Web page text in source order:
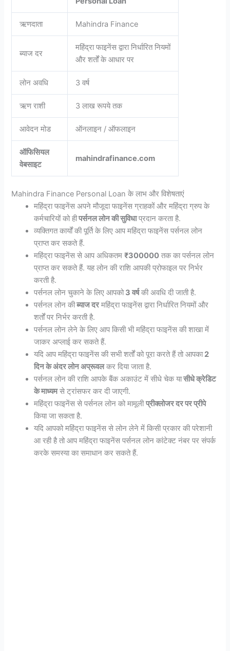
ऋणदाता Mahindra Finance
ब्याज दर
महिंद्रा फाइनेंस द्वारा निर्धारित नियमों
और शर्तों के आधार पर
लोन अवधि 3 वर्ष
ऋण राशी 3 लाख रूपये तक
आवेदन मोड ऑनलाइन / ऑफलाइन
ऑफिसियल
वेबसाइट
mahindrafinance.com
Mahindra Finance Personal Loan के लाभ और विशेषताएं
महिंद्रा फाइनेंस अपने मौजूदा फाइनेंस ग्राहकों और महिंद्रा ग्रुप के
कर्मचारियों को हीपर्सनल लोन की सुविधाप्रदान करता है.
व्यक्तिगत कार्यों की पूर्ति के लिए आप महिंद्रा फाइनेंस पर्सनल लोन
प्राप्त कर सकते हैं.
महिंद्रा फाइनेंस से आप अधिकतम₹300000 तक का पर्सनल लोन
प्राप्त कर सकते हैं. यह लोन की राशि आपकी प्रोफाइल पर निर्भर
करती है.
पर्सनल लोन चुकाने के लिए आपको3 वर्षकी अवधि दी जाती है.
पर्सनल लोन कीब्याज दरमहिंद्रा फाइनेंस द्वारा निर्धारित नियमों और
शर्तों पर निर्भर करती है.
पर्सनल लोन लेने के लिए आप किसी भी महिंद्रा फाइनेंस की शाखा में
जाकर अप्लाई कर सकते हैं.
यदि आप महिंद्रा फाइनेंस की सभी शर्तों को पूरा करते हैं तो आपका2
दिन के अंदर लोन अप्रूवलकर दिया जाता है.
पर्सनल लोन की राशि आपके बैंक अकाउंट में सीधे चेक यासीधे क्रेडिट
के माध्यमसे ट्रांसफर कर दी जाएगी.
महिंद्रा फाइनेंस से पर्सनल लोन को मामूलीप्रीक्लोजर दर पर प्रीपे
किया जा सकता है.
यदि आपको महिंद्रा फाइनेंस से लोन लेने में किसी प्रकार की परेशानी
आ रही है तो आप महिंद्रा फाइनेंस पर्सनल लोन कांटेक्ट नंबर पर संपर्क
करके समस्या का समाधान कर सकते हैं.